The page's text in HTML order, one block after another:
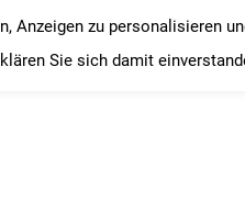
zu personalisieren
Sie sich damit